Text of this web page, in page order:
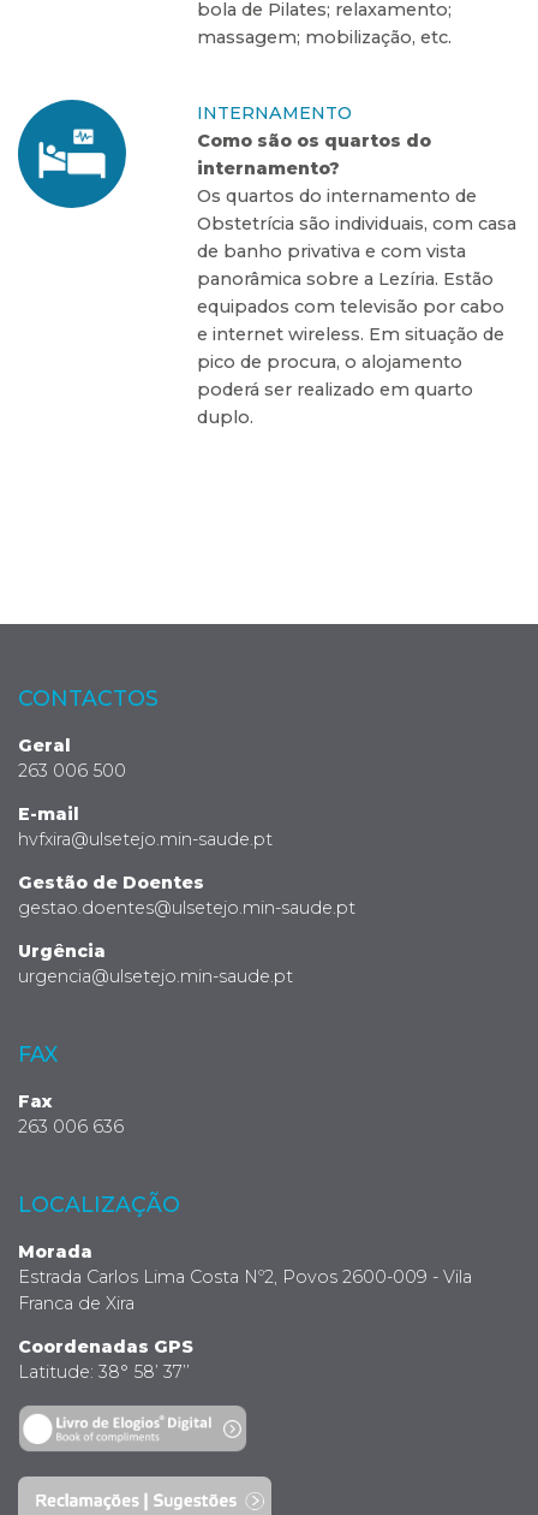
bola de Pilates; relaxamento;
massagem; mobilização, etc.
INTERNAMENTO
Como são os quartos do
internamento?
Os quartos do internamento de
Obstetrícia são individuais, com casa
de banho privativa e com vista
panorâmica sobre a Lezíria. Estão
equipados com televisão por cabo
e internet wireless. Em situação de
pico de procura, o alojamento
poderá ser realizado em quarto
duplo.
CONTACTOS
Geral
263 006 500
E-mail
hvfxira@ulsetejo.min-saude.pt
Gestão de Doentes
gestao.doentes@ulsetejo.min-saude.pt
Urgência
urgencia@ulsetejo.min-saude.pt
FAX
Fax
263 006 636
LOCALIZAÇÃO
Morada
Estrada Carlos Lima Costa Nº2, Povos 2600-009 - Vila
Franca de Xira
Coordenadas GPS
Latitude: 38° 58’ 37’’